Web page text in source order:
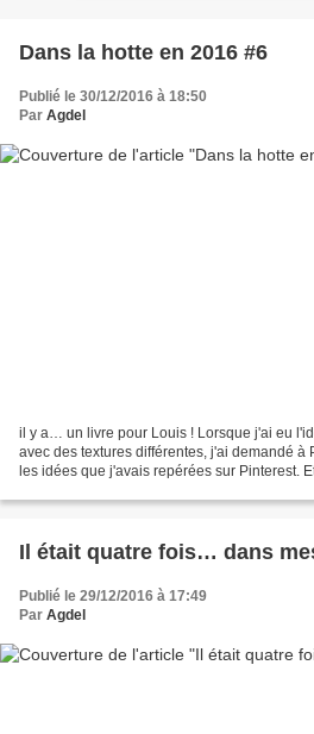
Dans la hotte en 2016 #6
Publié le 30/12/2016 à 18:50
Par Agdel
il y a… un livre pour Louis ! Lorsque j'ai eu
avec des textures différentes, j'ai demandé à
les idées que j'avais repérées sur Pinterest.
Il était quatre fois… dans
Publié le 29/12/2016 à 17:49
Par Agdel